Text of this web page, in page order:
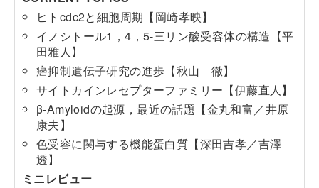
ヒトcdc2と細胞周期【岡崎孝映】
イノシトール1，4，5-三リン酸受容体の構造【平
田雅人】
癌抑制遺伝子研究の進歩【秋山 徹】
サイトカインレセプターファミリー【伊藤直人】
β-Amyloidの起源，最近の話題【金丸和富／井原
康夫】
色受容に関与する機能蛋白質【深田吉孝／吉澤
透】
ミニレビュー